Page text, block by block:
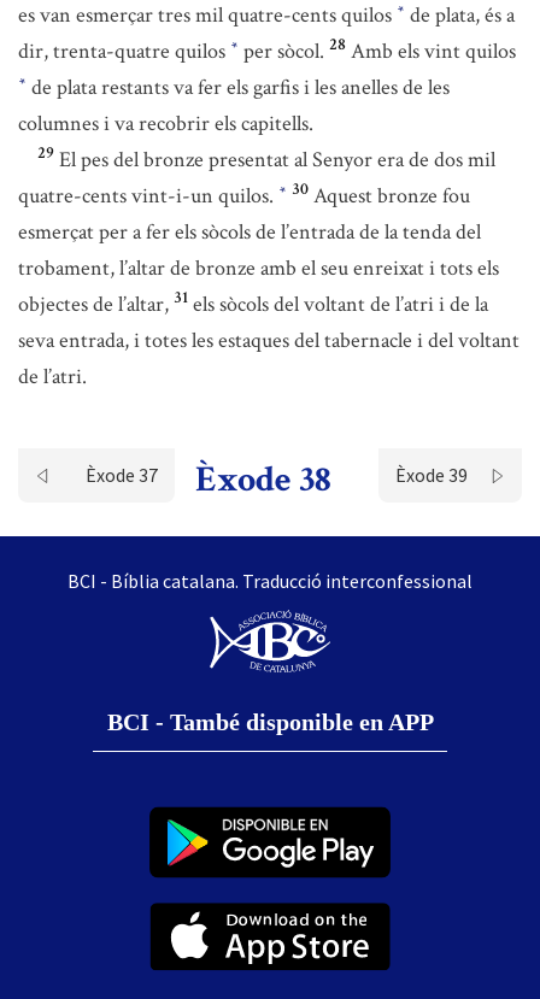
es van esmerçar tres mil quatre-cents quilos * de plata, és a
dir, trenta-quatre quilos * per sòcol. 28 Amb els vint quilos
* de plata restants va fer els garfis i les anelles de les
columnes i va recobrir els capitells.
29 El pes del bronze presentat al Senyor era de dos mil
quatre-cents vint-i-un quilos. * 30 Aquest bronze fou
esmerçat per a fer els sòcols de l’entrada de la tenda del
trobament, l’altar de bronze amb el seu enreixat i tots els
objectes de l’altar, 31 els sòcols del voltant de l’atri i de la
seva entrada, i totes les estaques del tabernacle i del voltant
de l’atri.
Èxode 37 Èxode 38 Èxode 39
BCI - Bíblia catalana. Traducció interconfessional
BCI - També disponible en APP